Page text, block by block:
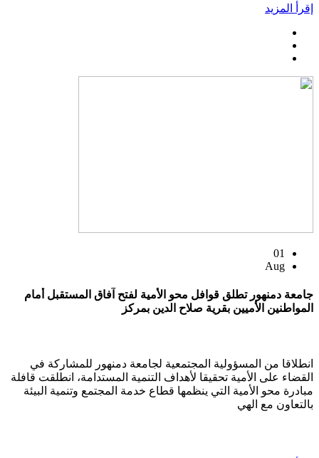
إقرأ المزيد
01
Aug
جامعة دمنهور تطلق قوافل محو الأمية لفتح آفاق المستقبل أمام
المواطنين الأميين بقرية صلاح الدين بمركز
انطلاقا من المسؤولية المجتمعية لجامعة دمنهور للمشاركة في
القضاء على الأمية تحقيقا لأهداف التنمية المستدامة، انطلقت قافلة
مبادرة محو الأمية التي ينظمها قطاع خدمة المجتمع وتنمية البيئة
بالتعاون مع الهي